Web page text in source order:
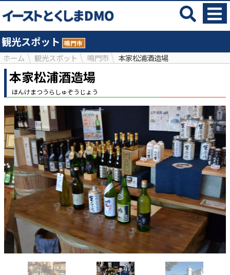
観光スポット 鳴門市
ホーム 観光スポット 鳴門市 本家松浦酒造場
本家松浦酒造場
ほんけまつうらしゅぞうじょう